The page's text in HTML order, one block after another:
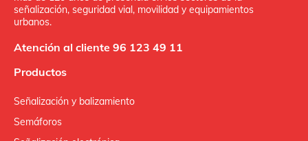
señalización, seguridad vial, movilidad y equipamientos
urbanos.
Atención al cliente 96 123 49 11
Productos
Señalización y balizamiento
Semáforos